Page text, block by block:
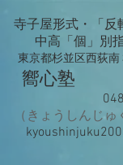
寺子屋形式・「反
中高「個」
東京都杉並区西荻南
嚮心塾
（きょうしんじ